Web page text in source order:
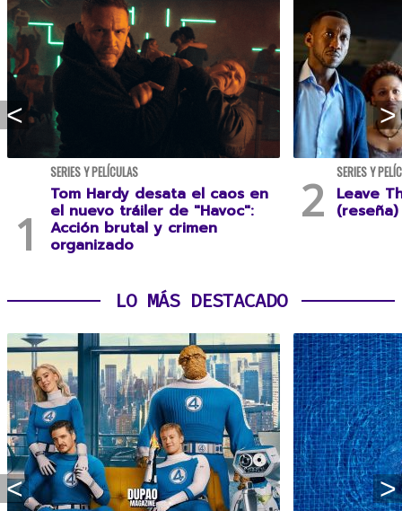
SERIES Y PELÍCULAS
Tom Hardy desata el caos en
el nuevo tráiler de "Havoc":
Acción brutal y crimen
organizado
SERIES Y
Leave
(reseña)
LO MÁS DESTACADO